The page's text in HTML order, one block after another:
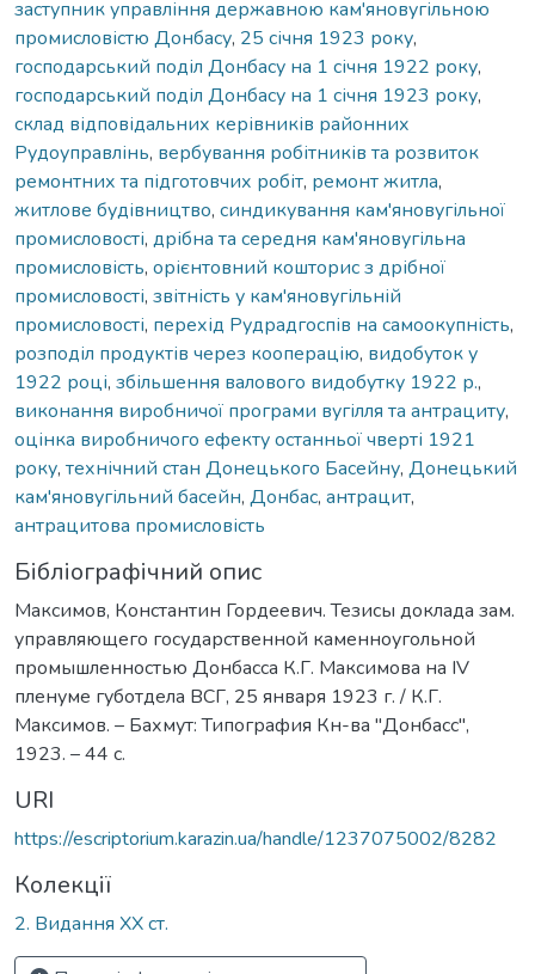
заступник управління державною кам'яновугільною
промисловістю Донбасу, 25 січня 1923 року,
господарський поділ Донбасу на 1 січня 1922 року,
господарський поділ Донбасу на 1 січня 1923 року,
склад відповідальних керівників районних
Рудоуправлінь, вербування робітників та розвиток
ремонтних та підготовчих робіт, ремонт житла,
житлове будівництво, синдикування кам'яновугільної
промисловості, дрібна та середня кам'яновугільна
промисловість, орієнтовний кошторис з дрібної
промисловості, звітність у кам'яновугільній
промисловості, перехід Рудрадгоспів на самоокупність,
розподіл продуктів через кооперацію, видобуток у
1922 році, збільшення валового видобутку 1922 р.,
виконання виробничої програми вугілля та антрациту,
оцінка виробничого ефекту останньої чверті 1921
року, технічний стан Донецького Басейну, Донецький
кам'яновугільний басейн, Донбас, антрацит,
антрацитова промисловість
Бібліографічний опис
Максимов, Константин Гордеевич. Тезисы доклада зам.
управляющего государственной каменноугольной
промышленностью Донбасса К.Г. Максимова на IV
пленуме губотдела ВСГ, 25 января 1923 г. / К.Г.
Максимов. – Бахмут: Типография Кн-ва "Донбасс",
1923. – 44 с.
URI
https://escriptorium.karazin.ua/handle/1237075002/8282
Колекції
2. Видання ХХ ст.